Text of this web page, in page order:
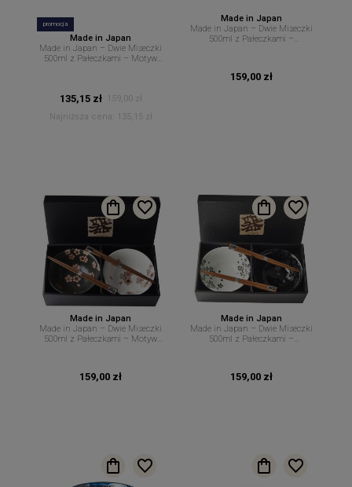
promocja
Made in Japan
Made in Japan – Dwie Miseczki
500ml z Pałeczkami – Motyw
135,15 zł
159,00 zł
Najniższa cena:
135,15 zł
Made in Japan
Made in Japan – Dwie Miseczki
500ml z Pałeczkami –
159,00 zł
Made in Japan
Made in Japan – Dwie Miseczki
500ml z Pałeczkami – Motyw
159,00 zł
Made in Japan
Made in Japan – Dwie Miseczki
500ml z Pałeczkami –
159,00 zł